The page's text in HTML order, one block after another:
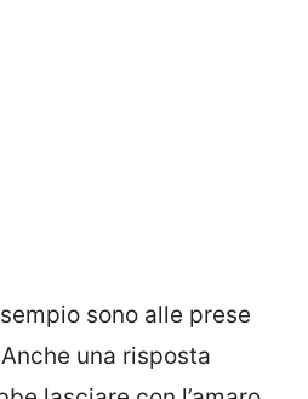
sono alle prese
una risposta